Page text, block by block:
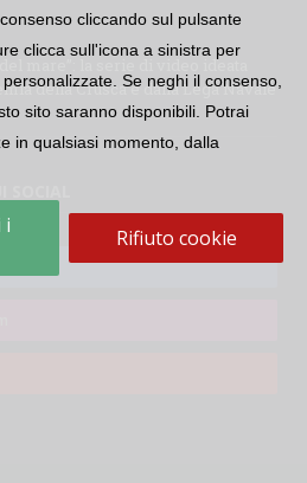
del mare”: la serie di video ideata
della Crusca e dalla Lega Navale
cliccando sul pulsante
clicca sull'icona a sinistra per
Se neghi il consenso,
sito saranno disponibili. Potrai
in qualsiasi momento, dalla
i
Rifiuto cookie